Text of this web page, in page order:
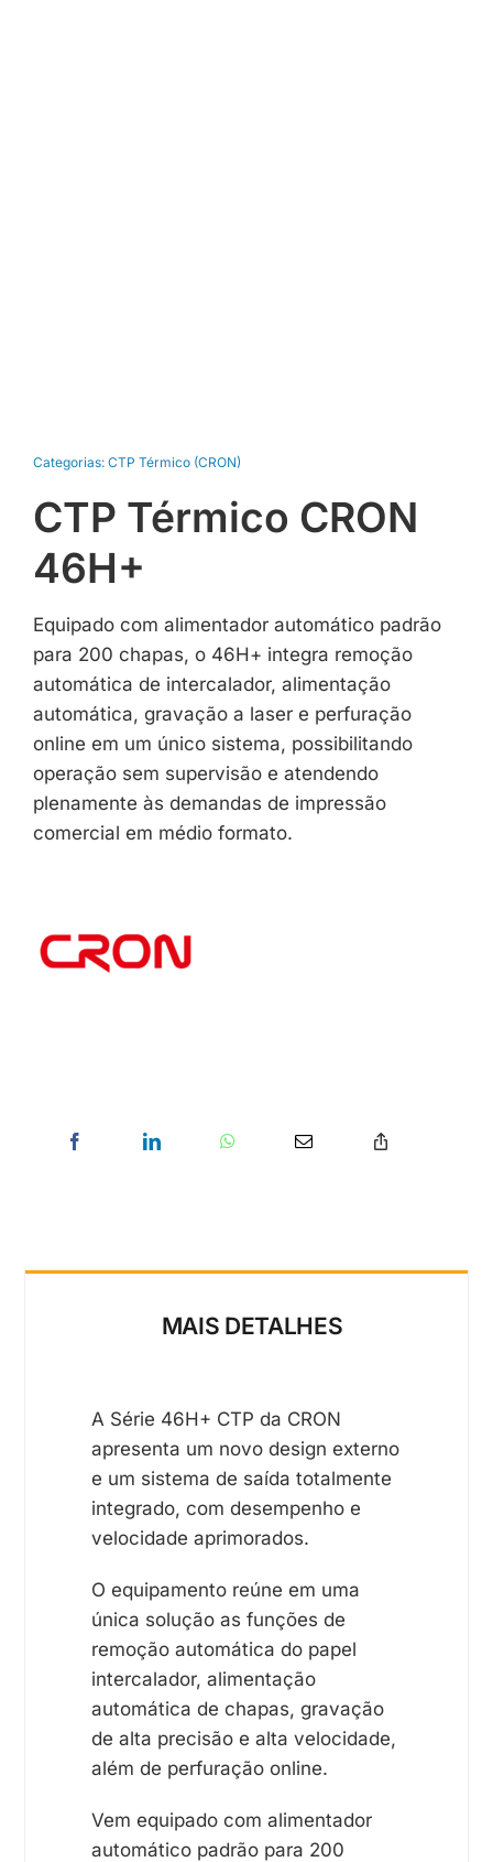
Categorias: CTP Térmico (CRON)
CTP Térmico CRON
46H+
Equipado com alimentador automático padrão
para 200 chapas, o 46H+ integra remoção
automática de intercalador, alimentação
automática, gravação a laser e perfuração
online em um único sistema, possibilitando
operação sem supervisão e atendendo
plenamente às demandas de impressão
comercial em médio formato.
MAIS DETALHES
A Série 46H+ CTP da CRON
apresenta um novo design externo
e um sistema de saída totalmente
integrado, com desempenho e
velocidade aprimorados.
O equipamento reúne em uma
única solução as funções de
remoção automática do papel
intercalador, alimentação
automática de chapas, gravação
de alta precisão e alta velocidade,
além de perfuração online.
Vem equipado com alimentador
automático padrão para 200